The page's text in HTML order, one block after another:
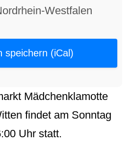
Westfalen
speichern (iCal)
Mädchenklamotte
findet am Sonntag
Uhr statt.